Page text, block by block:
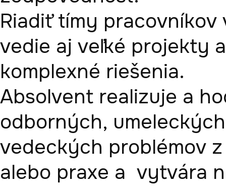
Riadiť tímy
vedie aj veľké projekty
komplexné riešenia.
Absolvent realizuje a
odborných,
vedeckých problémov
alebo praxe a  vytvára